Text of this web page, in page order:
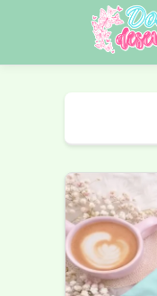
Carnaval